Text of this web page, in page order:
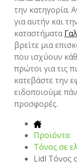
την κατηγορία.
για αυτήν και
καταστήματα
βρείτε μια
που ισχύουν
πρώτοι για τις
κατεβάστε την
ειδοποιούμε
προσφορές.
Προϊόντα
Τόνος σε
Lidl Τόνος